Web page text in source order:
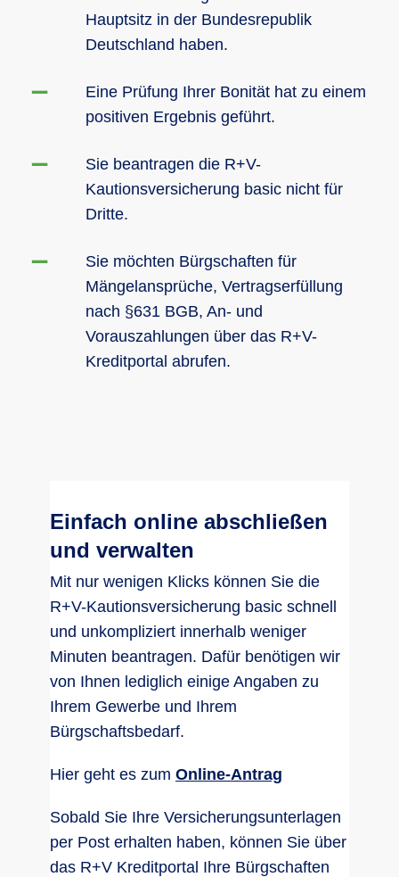
Hauptsitz in der Bundesrepublik
Deutschland haben.
Eine Prüfung Ihrer Bonität hat zu einem
positiven Ergebnis geführt.
Sie beantragen die R+V-
Kautionsversicherung basic nicht für
Dritte.
Sie möchten Bürgschaften für
Mängelansprüche, Vertragserfüllung
nach §631 BGB, An- und
Vorauszahlungen über das R+V-
Kreditportal abrufen.
Einfach online abschließen
und verwalten
Mit nur wenigen Klicks können Sie die
R+V-Kautionsversicherung basic schnell
und unkompliziert innerhalb weniger
Minuten beantragen. Dafür benötigen wir
von Ihnen lediglich einige Angaben zu
Ihrem Gewerbe und Ihrem
Bürgschaftsbedarf.
Hier geht es zum Online-Antrag
Sobald Sie Ihre Versicherungsunterlagen
per Post erhalten haben, können Sie über
das R+V Kreditportal Ihre Bürgschaften